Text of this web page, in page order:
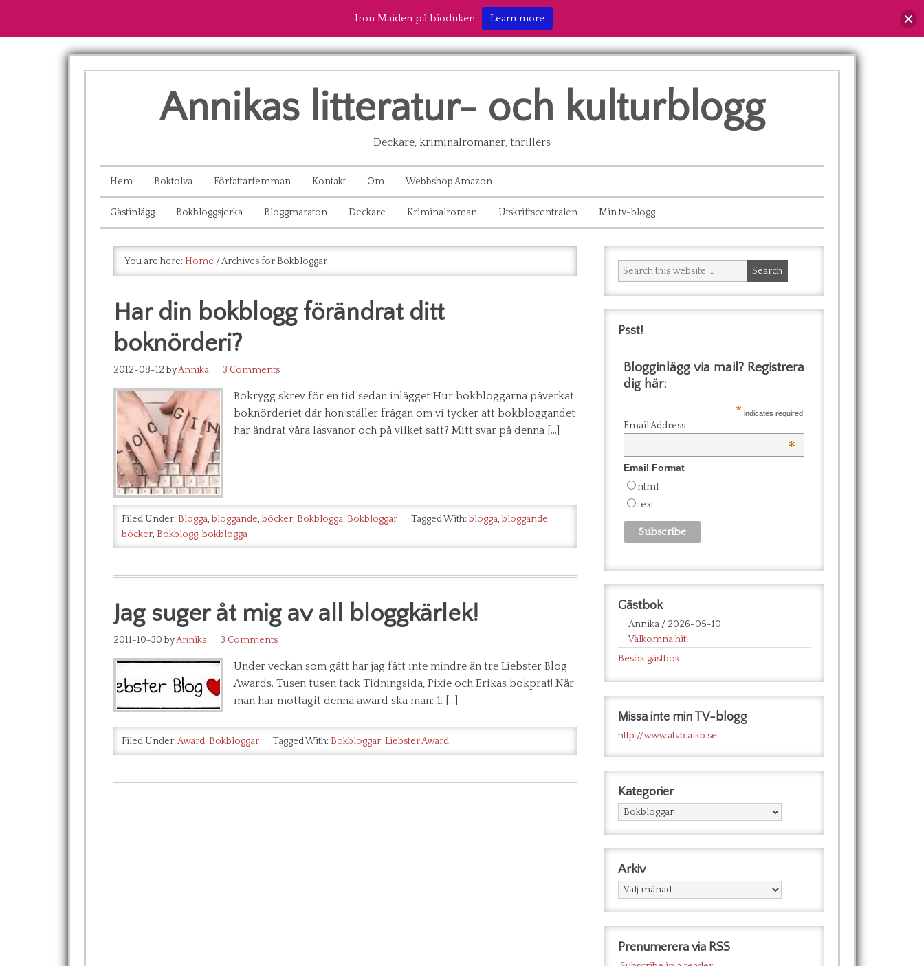
Annikas litteratur- och kulturblogg
Deckare, kriminalromaner, thrillers
Hem Boktolva Författarfemman Kontakt Om Webbshop Amazon
Gästinlägg Bokbloggsjerka Bloggmaraton Deckare Kriminalroman Utskriftscentralen Min tv-blogg
You are here: Home /Archives for Bokbloggar
Har din bokblogg förändrat ditt
boknörderi?
2012-08-12 byAnnika 3 Comments
Bokrygg skrev för en tid sedan inlägget Hur bokbloggarna påverkat
boknörderiet där hon ställer frågan om vi tycker att bokbloggandet
har ändrat våra läsvanor och på vilket sätt? Mitt svar på denna […]
Filed Under: Blogga, bloggande, böcker, Bokblogga, Bokbloggar Tagged With:blogga, bloggande,
böcker, Bokblogg, bokblogga
Jag suger åt mig av all bloggkärlek!
2011-10-30 byAnnika 3 Comments
Under veckan som gått har jag fått inte mindre än tre Liebster Blog
Awards. Tusen tusen tack Tidningsida, Pixie och Erikas bokprat! När
man har mottagit denna award ska man: 1. […]
Filed Under:Award, Bokbloggar Tagged With: Bokbloggar, Liebster Award
Psst!
Blogginlägg via mail? Registrera
dig här:
* indicates required
Email Address
*
Email Format
html
text
Gästbok
Annika/ 2026-05-10
Välkomna hit!
Besök gästbok
Missa inte min TV-blogg
http://www.atvb.alkb.se
Kategorier
Kategorier
Arkiv
Arkiv
Prenumerera via RSS
Iron Maiden på bioduken Learn more